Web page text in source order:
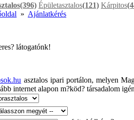
(396) Épületasztalos(121) Kárpitos
» Ajánlatkérés
látogatónk!
asztalos ipari portálon, melyen
internet alapon m?köd? társadalom